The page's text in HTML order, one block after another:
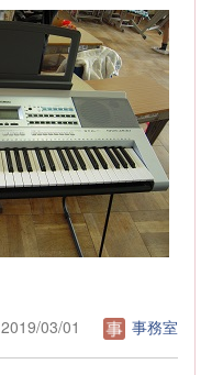
2019/03/01
事務室